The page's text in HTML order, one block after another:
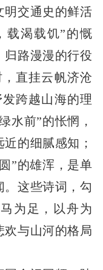
明交通史的鲜活
载渴载饥”的慨
归路漫漫的行役
直挂云帆济沧
跨越山海的理
水前”的怅惘，
的细腻感知；
”的雄浑，是单
这些诗词，勾
为足，以舟为
欢与山河的格局